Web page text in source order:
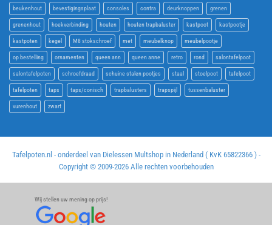
beukenhout bevestigingsplaat consoles contra deurknoppen grenen
grenenhout hoekverbinding houten houten trapbaluster kastpoot kastpootje
kastpoten kegel M8 stokschroef met meubelknop meubelpootje
op bestelling ornamenten queen ann queen anne retro rond salontafelpoot
salontafelpoten schroefdraad schuine stalen pootjes staal stoelpoot tafelpoot
tafelpoten taps taps/conisch trapbalusters trapspijl tussenbaluster
vurenhout zwart
Tafelpoten.nl - onderdeel van Dielessen Multshop in Nederland ( KvK 65822366 ) -
Copyright © 2009-2026 Alle rechten voorbehouden
Wij stellen uw mening op prijs!